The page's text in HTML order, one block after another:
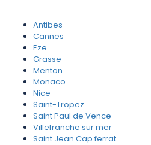
Antibes
Cannes
Eze
Grasse
Menton
Monaco
Nice
Saint-Tropez
Saint Paul de Vence
Villefranche sur mer
Saint Jean Cap ferrat